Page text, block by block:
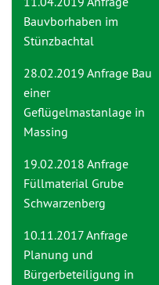
Bauvborhaben im
Stünzbachtal
28.02.2019 Anfrage Bau
einer
Geflügelmastanlage in
Massing
19.02.2018 Anfrage
Füllmaterial Grube
Schwarzenberg
10.11.2017 Anfrage
Planung und
Bürgerbeteiligung in